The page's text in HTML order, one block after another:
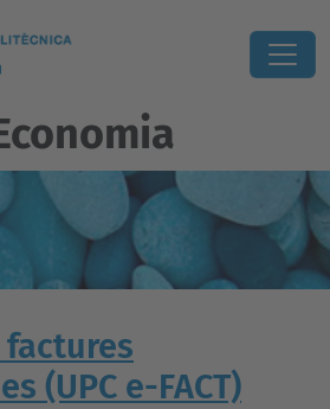
factures
(UPC e-FACT)